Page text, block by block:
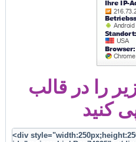
را در قالب
کنید